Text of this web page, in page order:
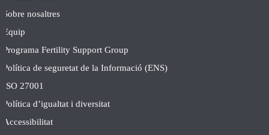
Sobre nosaltres
Equip
Programa Fertility Support Group
Política de seguretat de la Informació (ENS)
ISO 27001
Política d’igualtat i diversitat
Accessibilitat